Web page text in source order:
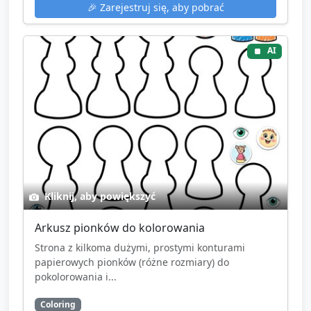
🎉 Zarejestruj się, aby pobrać
AI
Kliknij, aby powiększyć
Arkusz pionków do kolorowania
Strona z kilkoma dużymi, prostymi konturami
papierowych pionków (różne rozmiary) do
pokolorowania i...
Coloring